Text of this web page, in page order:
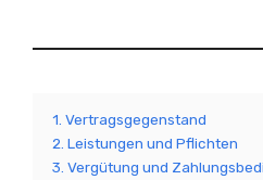
1. Vertragsgegenstand
2. Leistungen und Pflichten
3. Vergütung und